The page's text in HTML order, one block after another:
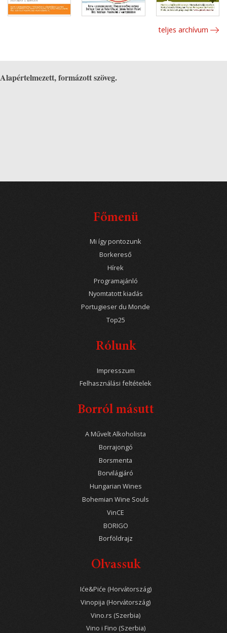
teljes archívum
Alapértelmezett, formázott szöveg.
Főmenü
Mi így pontozunk
Borkereső
Hírek
Programajánló
Nyomtatott kiadás
Portugieser du Monde
Top25
Rólunk
Impresszum
Felhasználási feltételek
Borról másutt
A Művelt Alkoholista
Borrajongó
Borsmenta
Borvilágjáró
Hungarian Wines
Bohemian Wine Souls
VinCE
BORIGO
Borföldrajz
Olvassuk
Iće&Piće (Horvátország)
Vinopija (Horvátország)
Vino.rs (Szerbia)
Vino i Fino (Szerbia)